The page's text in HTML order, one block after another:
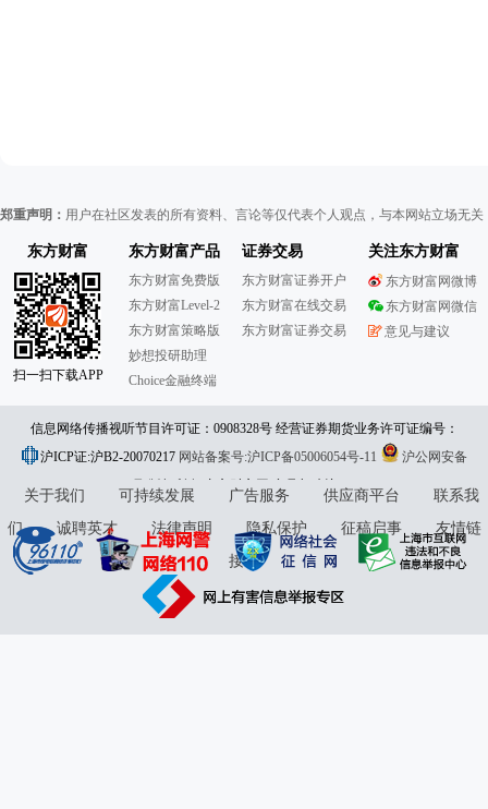
郑重声明： 用户在社区发表的所有资料、言论等仅代表个人观点，与本网站立场无
东方财富
扫一扫下载APP
东方财富产品
东方财富免费版
东方财富Level-2
东方财富策略版
妙想投研助理
Choice金融终端
证券交易
东方财富证券开户
东方财富在线交易
东方财富证券交易
关注东方财富
东方财富网微博
东方财富网微信
意见与建议
信息网络传播视听节目许可证：0908328号 经营证券期货业务许可证编号：
913101046312860336 违法和不良信息举报:021-61278686 举报邮箱：
jubao@eastmoney.com
沪ICP证:沪B2-20070217 网站备案号:沪ICP备05006054号-11
沪公网安备
31010402000120号版权所有:东方财富网意见与建议:4000300059/952500
关于我们 可持续发展 广告服务 供应商平台
联系我
们
诚聘英才 法律声明 隐私保护 征稿启事
友情链
接